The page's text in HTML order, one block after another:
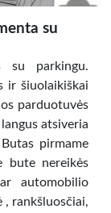
su
su parkingu.
ir šiuolaikiškai
parduotuvės
atsiveria
pirmame
bute nereikės
automobilio
, rankšluosčiai,